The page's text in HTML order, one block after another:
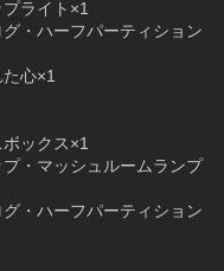
イト×1
ーフパーティション
心×1
クス×1
ッシュルームランプ
ーフパーティション